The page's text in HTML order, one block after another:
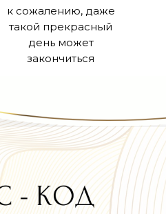
к сожалению, даже
такой прекрасный
день может
закончиться